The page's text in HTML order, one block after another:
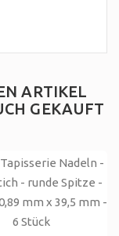
ARTIKEL
GEKAUFT